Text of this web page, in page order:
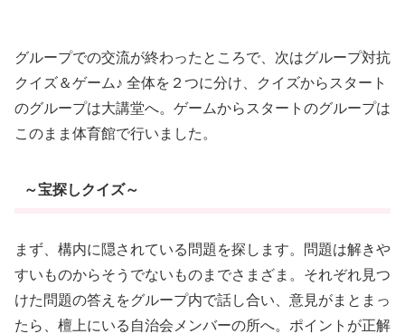
グループでの交流が終わったところで、次はグループ対抗
クイズ＆ゲーム♪ 全体を２つに分け、クイズからスタート
のグループは大講堂へ。ゲームからスタートのグループは
このまま体育館で行いました。
～宝探しクイズ～
まず、構内に隠されている問題を探します。問題は解きや
すいものからそうでないものまでさまざま。それぞれ見つ
けた問題の答えをグループ内で話し合い、意見がまとまっ
たら、檀上にいる自治会メンバーの所へ。ポイントが正解